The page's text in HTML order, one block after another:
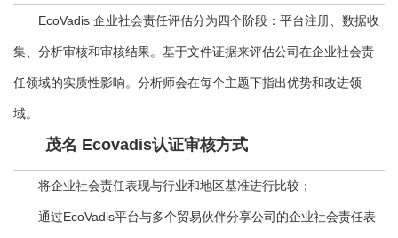
EcoVadis 企业社会责任评估分为四个阶段：平台注册、数据收
集、分析审核和审核结果。基于文件证据来评估公司在企业社会责
任领域的实质性影响。分析师会在每个主题下指出优势和改进领
域。
茂名 Ecovadis认证审核方式
将企业社会责任表现与行业和地区基准进行比较；
通过EcoVadis平台与多个贸易伙伴分享公司的企业社会责任表